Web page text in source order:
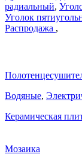
радиальный,
Уголок
Распродажа ,
Водяные,
Керамическая
Мозаика